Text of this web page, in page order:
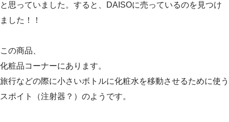
と思っていました。すると、DAISOに売っているのを見つけ
ました！！
この商品、
化粧品コーナーにあります。
旅行などの際に小さいボトルに化粧水を移動させるために使う
スポイト（注射器？）のようです。